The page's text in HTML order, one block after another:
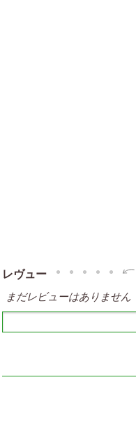
レヴュー
まだレビューはありません